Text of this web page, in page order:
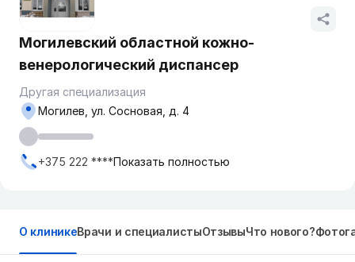
Могилевский областной кожно-
венерологический диспансер
Другая специализация
Могилев, ул. Сосновая, д. 4
+375 222 ****Показать полностью
О клиникеВрачи и специалистыОтзывыЧто нового?